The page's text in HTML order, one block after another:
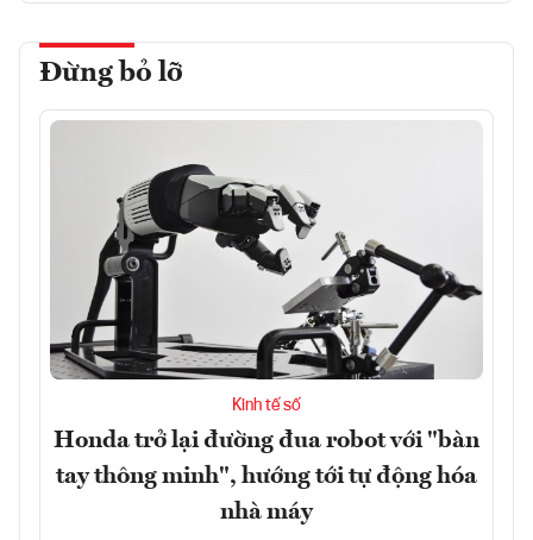
Đừng bỏ lỡ
Kinh tế số
Honda trở lại đường đua robot với "bàn
tay thông minh", hướng tới tự động hóa
nhà máy